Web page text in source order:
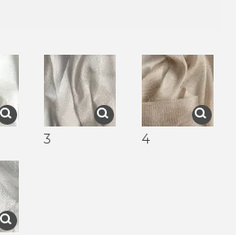
3 4